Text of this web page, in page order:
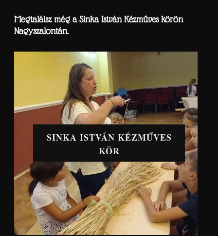
Megtalálsz még a Sinka István Kézműves körön
Nagyszalontán.
SINKA ISTVÁN KÉZMŰVES
KÖR